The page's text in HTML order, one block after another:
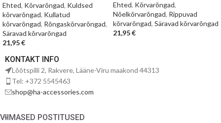
Ehted, Kõrvarõngad, Kuldsed
kõrvarõngad, Kullatud
kõrvarõngad, Rõngaskõrvarõngad,
Säravad kõrvarõngad
21,95€
Ehted, Kõrvarõngad,
Nõelkõrvarõngad, Rippuvad
kõrvarõngad, Säravad kõrvarõngad
21,95€
KONTAKT INFO
Lõõtspilli 2, Rakvere, Lääne-Viru maakond 44313
Tel: +372 5545463
shop@ha-accessories.com
VIIMASED POSTITUSED